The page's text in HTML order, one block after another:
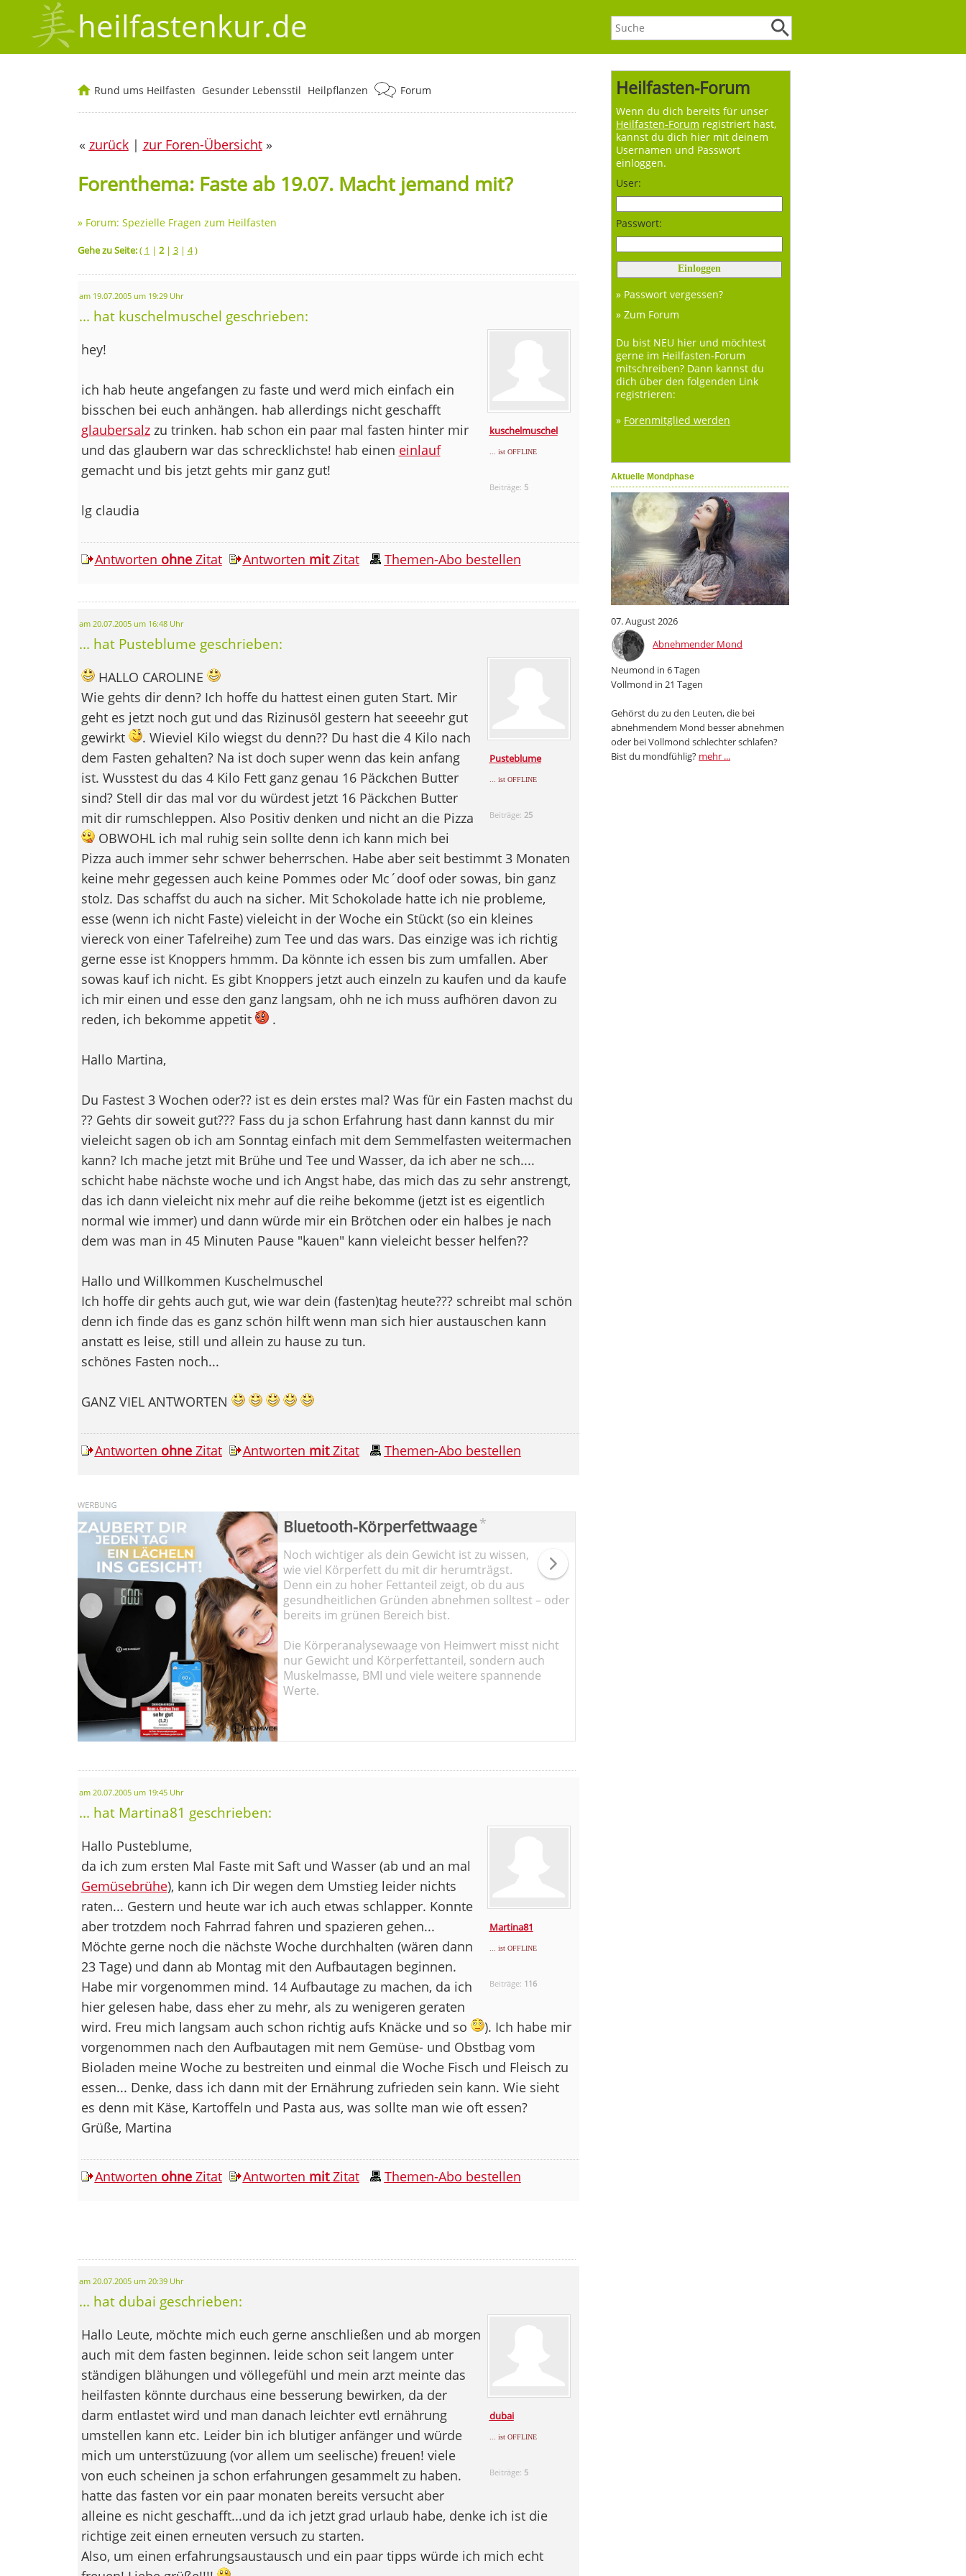
heilfastenkur.de
Heilfasten-Forum
Wenn du dich bereits für unser
Heilfasten-Forum registriert hast,
kannst du dich hier mit deinem
Usernamen und Passwort
einloggen.
User:
Passwort:
» Passwort vergessen?
» Zum Forum
Du bist NEU hier und möchtest
gerne im Heilfasten-Forum
mitschreiben? Dann kannst du
dich über den folgenden Link
registrieren:
» Forenmitglied werden
Aktuelle Mondphase
07. August 2026
Abnehmender Mond
Neumond in 6 Tagen
Vollmond in 21 Tagen
Gehörst du zu den Leuten, die bei
abnehmendem Mond besser abnehmen
oder bei Vollmond schlechter schlafen?
Bist du mondfühlig? mehr ...
Rund ums Heilfasten Gesunder Lebensstil Heilpflanzen Forum
« zurück| zur Foren-Übersicht»
Forenthema: Faste ab 19.07. Macht jemand mit?
» Forum: Spezielle Fragen zum Heilfasten
Gehe zu Seite:( 1 | 2| 3| 4)
am 19.07.2005 um 19:29 Uhr
... hat kuschelmuschel geschrieben:
kuschelmuschel
... ist OFFLINE
Beiträge: 5
hey!
ich hab heute angefangen zu faste und werd mich einfach ein
bisschen bei euch anhängen. hab allerdings nicht geschafft
glaubersalzzu trinken. hab schon ein paar mal fasten hinter mir
und das glaubern war das schrecklichste! hab einen einlauf
gemacht und bis jetzt gehts mir ganz gut!
lg claudia
Antworten ohneZitat Antworten mitZitat Themen-Abo bestellen
am 20.07.2005 um 16:48 Uhr
... hat Pusteblume geschrieben:
Pusteblume
... ist OFFLINE
Beiträge: 25
HALLO CAROLINE
Wie gehts dir denn? Ich hoffe du hattest einen guten Start. Mir
geht es jetzt noch gut und das Rizinusöl gestern hat seeeehr gut
gewirkt
. Wieviel Kilo wiegst du denn?? Du hast die 4 Kilo nach
dem Fasten gehalten? Na ist doch super wenn das kein anfang
ist. Wusstest du das 4 Kilo Fett ganz genau 16 Päckchen Butter
sind? Stell dir das mal vor du würdest jetzt 16 Päckchen Butter
mit dir rumschleppen. Also Positiv denken und nicht an die Pizza
OBWOHL ich mal ruhig sein sollte denn ich kann mich bei
Pizza auch immer sehr schwer beherrschen. Habe aber seit bestimmt 3 Monaten
keine mehr gegessen auch keine Pommes oder Mc´doof oder sowas, bin ganz
stolz. Das schaffst du auch na sicher. Mit Schokolade hatte ich nie probleme,
esse (wenn ich nicht Faste) vieleicht in der Woche ein Stückt (so ein kleines
viereck von einer Tafelreihe) zum Tee und das wars. Das einzige was ich richtig
gerne esse ist Knoppers hmmm. Da könnte ich essen bis zum umfallen. Aber
sowas kauf ich nicht. Es gibt Knoppers jetzt auch einzeln zu kaufen und da kaufe
ich mir einen und esse den ganz langsam, ohh ne ich muss aufhören davon zu
reden, ich bekomme appetit
.
Hallo Martina,
Du Fastest 3 Wochen oder?? ist es dein erstes mal? Was für ein Fasten machst du
?? Gehts dir soweit gut??? Fass du ja schon Erfahrung hast dann kannst du mir
vieleicht sagen ob ich am Sonntag einfach mit dem Semmelfasten weitermachen
kann? Ich mache jetzt mit Brühe und Tee und Wasser, da ich aber ne sch....
schicht habe nächste woche und ich Angst habe, das mich das zu sehr anstrengt,
das ich dann vieleicht nix mehr auf die reihe bekomme (jetzt ist es eigentlich
normal wie immer) und dann würde mir ein Brötchen oder ein halbes je nach
dem was man in 45 Minuten Pause "kauen" kann vieleicht besser helfen??
Hallo und Willkommen Kuschelmuschel
Ich hoffe dir gehts auch gut, wie war dein (fasten)tag heute??? schreibt mal schön
denn ich finde das es ganz schön hilft wenn man sich hier austauschen kann
anstatt es leise, still und allein zu hause zu tun.
schönes Fasten noch...
GANZ VIEL ANTWORTEN
Antworten ohneZitat Antworten mitZitat Themen-Abo bestellen
Bluetooth-Körperfettwaage*
Noch wichtiger als dein Gewicht ist zu wissen,
wie viel Körperfett du mit dir herumträgst.
Denn ein zu hoher Fettanteil zeigt, ob du aus
gesundheitlichen Gründen abnehmen solltest – oder
bereits im grünen Bereich bist.
Die Körperanalysewaage von Heimwert misst nicht
nur Gewicht und Körperfettanteil, sondern auch
Muskelmasse, BMI und viele weitere spannende
Werte.
am 20.07.2005 um 19:45 Uhr
... hat Martina81 geschrieben:
Martina81
... ist OFFLINE
Beiträge: 116
Hallo Pusteblume,
da ich zum ersten Mal Faste mit Saft und Wasser (ab und an mal
Gemüsebrühe), kann ich Dir wegen dem Umstieg leider nichts
raten... Gestern und heute war ich auch etwas schlapper. Konnte
aber trotzdem noch Fahrrad fahren und spazieren gehen...
Möchte gerne noch die nächste Woche durchhalten (wären dann
23 Tage) und dann ab Montag mit den Aufbautagen beginnen.
Habe mir vorgenommen mind. 14 Aufbautage zu machen, da ich
hier gelesen habe, dass eher zu mehr, als zu wenigeren geraten
wird. Freu mich langsam auch schon richtig aufs Knäcke und so
). Ich habe mir
vorgenommen nach den Aufbautagen mit nem Gemüse- und Obstbag vom
Bioladen meine Woche zu bestreiten und einmal die Woche Fisch und Fleisch zu
essen... Denke, dass ich dann mit der Ernährung zufrieden sein kann. Wie sieht
es denn mit Käse, Kartoffeln und Pasta aus, was sollte man wie oft essen?
Grüße, Martina
Antworten ohneZitat Antworten mitZitat Themen-Abo bestellen
am 20.07.2005 um 20:39 Uhr
... hat dubai geschrieben:
dubai
... ist OFFLINE
Beiträge: 5
Hallo Leute, möchte mich euch gerne anschließen und ab morgen
auch mit dem fasten beginnen. leide schon seit langem unter
ständigen blähungen und völlegefühl und mein arzt meinte das
heilfasten könnte durchaus eine besserung bewirken, da der
darm entlastet wird und man danach leichter evtl ernährung
umstellen kann etc. Leider bin ich blutiger anfänger und würde
mich um unterstüzuung (vor allem um seelische) freuen! viele
von euch scheinen ja schon erfahrungen gesammelt zu haben.
hatte das fasten vor ein paar monaten bereits versucht aber
alleine es nicht geschafft...und da ich jetzt grad urlaub habe, denke ich ist die
richtige zeit einen erneuten versuch zu starten.
Also, um einen erfahrungsaustausch und ein paar tipps würde ich mich echt